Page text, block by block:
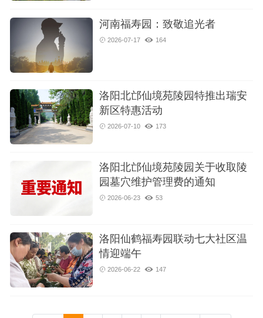
河南福寿园：致敬追光者
2026-07-17 164
洛阳北邙仙境苑陵园特推出瑞安
新区特惠活动
2026-07-10 173
洛阳北邙仙境苑陵园关于收取陵
园墓穴维护管理费的通知
2026-06-23 53
洛阳仙鹤福寿园联动七大社区温
情迎端午
2026-06-22 147